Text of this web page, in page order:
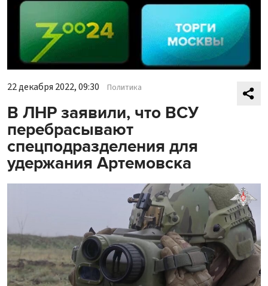
22 декабря 2022, 09:30 Политика
В ЛНР заявили, что ВСУ
перебрасывают
спецподразделения для
удержания Артемовска